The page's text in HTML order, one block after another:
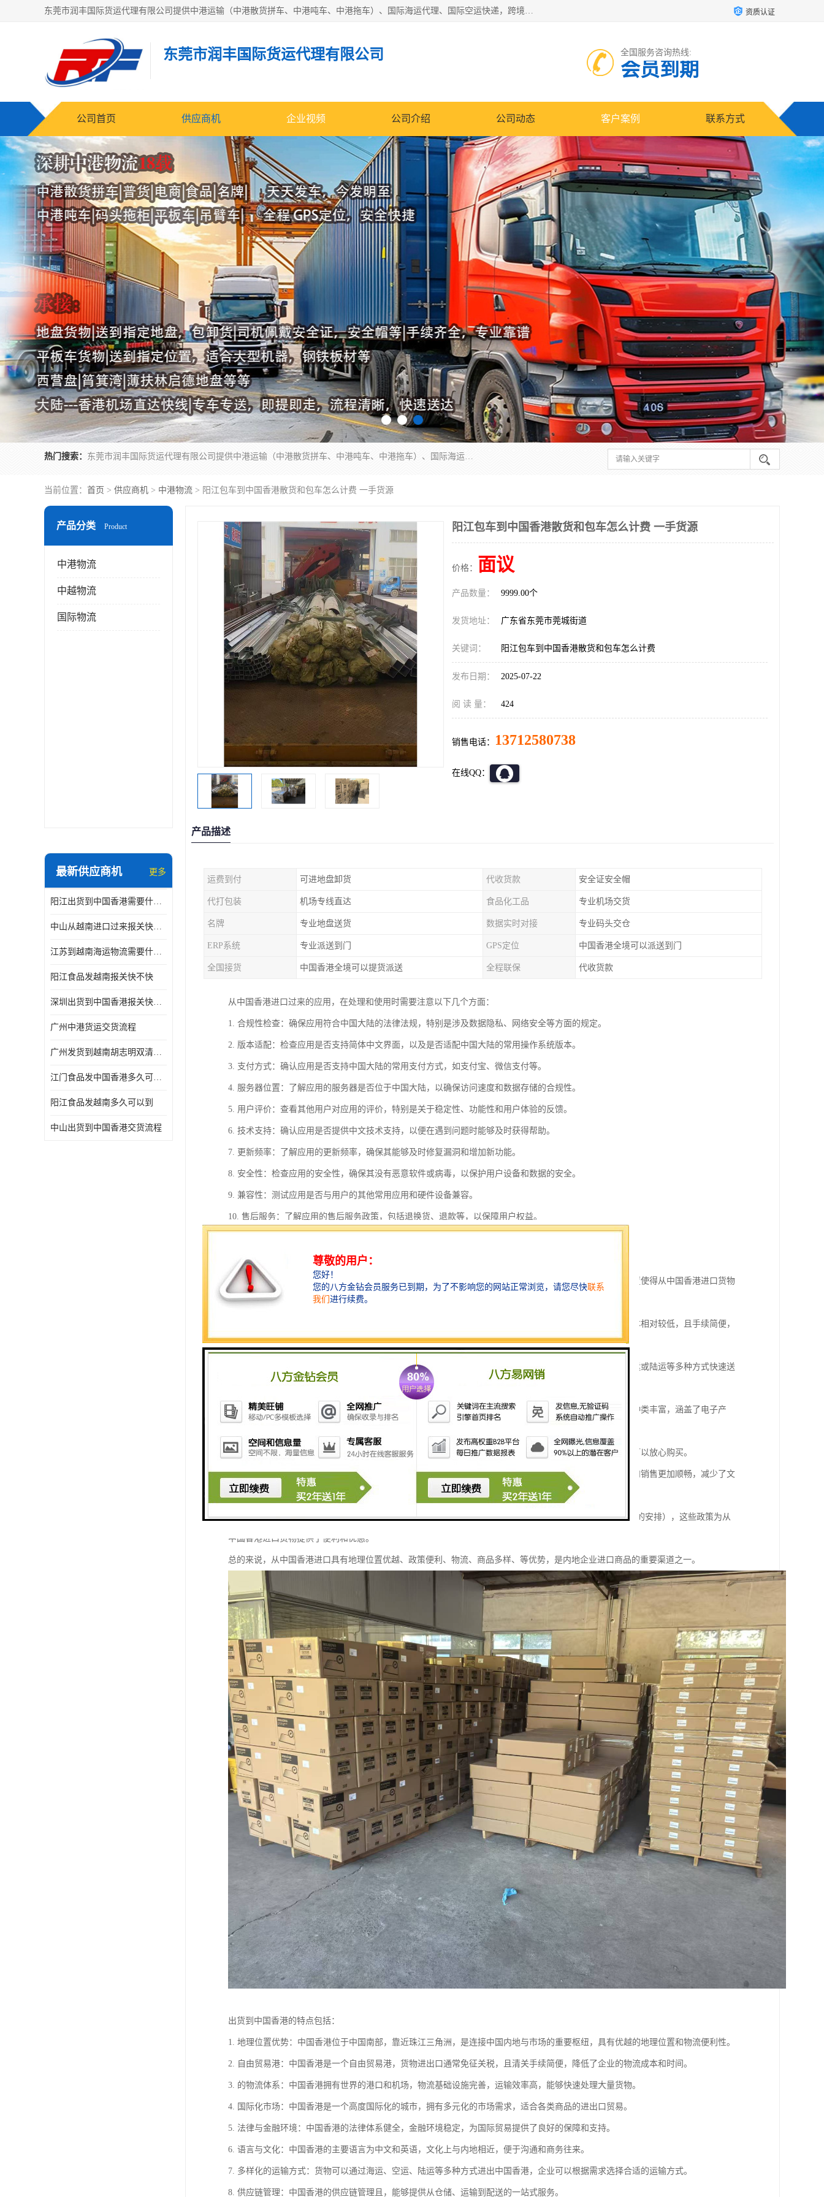
东莞市润丰国际货运代理有限公司提供中港运输（中港散货拼车、中港吨车、中港拖车）、国际海运代理、国际空运快递，跨境电商，亚马逊FBA，国内物流园服务，进出口报关，仓储，提供给客户整套运输解决方案和增值服务 资质认证
东莞市润丰国际货运代理有限公司 全国服务咨询热线:
会员到期
公司首页 供应商机 企业视频 公司介绍 公司动态 客户案例 联系方式
热门搜索： 东莞市润丰国际货运代理有限公司提供中港运输（中港散货拼车、中港吨车、中港拖车）、国际海运代理、国际空运快递，跨境电商，亚马逊FBA，国内物流园服务，进出口报关，仓储，提供给客户整套运输解决方案和增值服务
当前位置： 首页 > 供应商机 > 中港物流 > 阳江包车到中国香港散货和包车怎么计费 一手货源
产品分类 Product
中港物流
中越物流
国际物流
最新供应商机 更多
阳江出货到中国香港需要什么条件 专线直达
中山从越南进口过来报关快不快
江苏到越南海运物流需要什么条件 一步到位
阳江食品发越南报关快不快
深圳出货到中国香港报关快不快 一手货源
广州中港货运交货流程
广州发货到越南胡志明双清需要什么文件
江门食品发中国香港多久可以到 一键发货
阳江食品发越南多久可以到
中山出货到中国香港交货流程
阳江包车到中国香港散货和包车怎么计费 一手货源
价格： 面议
产品数量： 9999.00个
发货地址： 广东省东莞市莞城街道
关键词： 阳江包车到中国香港散货和包车怎么计费
发布日期： 2025-07-22
阅 读 量： 424
销售电话： 13712580738
在线QQ：
产品描述
运费到付 可进地盘卸货 代收货款 安全证安全帽
代打包装 机场专线直达 食品化工品 专业机场交货
名牌 专业地盘送货 数据实时对接 专业码头交仓
ERP系统 专业派送到门 GPS定位 中国香港全境可以派送到门
全国接货 中国香港全境可以提货派送 全程联保 代收货款
从中国香港进口过来的应用，在处理和使用时需要注意以下几个方面：
1. 合规性检查：确保应用符合中国大陆的法律法规，特别是涉及数据隐私、网络安全等方面的规定。
2. 版本适配：检查应用是否支持简体中文界面，以及是否适配中国大陆的常用操作系统版本。
3. 支付方式：确认应用是否支持中国大陆的常用支付方式，如支付宝、微信支付等。
4. 服务器位置：了解应用的服务器是否位于中国大陆，以确保访问速度和数据存储的合规性。
5. 用户评价：查看其他用户对应用的评价，特别是关于稳定性、功能性和用户体验的反馈。
6. 技术支持：确认应用是否提供中文技术支持，以便在遇到问题时能够及时获得帮助。
7. 更新频率：了解应用的更新频率，确保其能够及时修复漏洞和增加新功能。
8. 安全性：检查应用的安全性，确保其没有恶意软件或病毒，以保护用户设备和数据的安全。
9. 兼容性：测试应用是否与用户的其他常用应用和硬件设备兼容。
10. 售后服务：了解应用的售后服务政策，包括退换货、退款等，以保障用户权益。
从中国香港进口的特点主要包括以下几个方面：
1. 地理位置优势：中国香港位于中国南部，紧邻珠江口，是连接内地与国际市场的重要枢纽。其特的地理位置使得从中国香港进口货物
能够快速进入内地市场，尤其是华南地区。
2. 自由贸易政策：中国香港实行自由贸易政策，没有关税和进口配额限制，这使得从中国香港进口的货物成本相对较低，且手续简便，
适合各类商品的进口。
3. 的物流体系：中国香港拥有世界的港口和机场，物流体系便捷。从中国香港进口的货物可以通过海运、空运或陆运等多种方式快速送
4. 多样化的商品选择：中国香港作为国际金融中心和贸易中心，汇聚了来自的商品。从中国香港进口的商品种类丰富，涵盖了电子产
5. ：中国香港对进口商品的质量监管严格，确保商品符合。从中国香港进口的商品通常具有较高的，消费者可以放心购买。
6. 语言和文化优势：中国香港与内地语言相通，文化相近，这使得从中国香港进口的货物在内地市场的推广和销售更加顺畅，减少了文
化差异带来的障碍。
7. 政策支持：内地与中国香港之间有多项经贸合作协议，如CEPA（内地与中国香港关于建立更紧密经贸关系的安排），这些政策为从
中国香港进口货物提供了便利和优惠。
总的来说，从中国香港进口具有地理位置优越、政策便利、物流、商品多样、等优势，是内地企业进口商品的重要渠道之一。
出货到中国香港的特点包括：
1. 地理位置优势：中国香港位于中国南部，靠近珠江三角洲，是连接中国内地与市场的重要枢纽，具有优越的地理位置和物流便利性。
2. 自由贸易港：中国香港是一个自由贸易港，货物进出口通常免征关税，且清关手续简便，降低了企业的物流成本和时间。
3. 的物流体系：中国香港拥有世界的港口和机场，物流基础设施完善，运输效率高，能够快速处理大量货物。
4. 国际化市场：中国香港是一个高度国际化的城市，拥有多元化的市场需求，适合各类商品的进出口贸易。
5. 法律与金融环境：中国香港的法律体系健全，金融环境稳定，为国际贸易提供了良好的保障和支持。
6. 语言与文化：中国香港的主要语言为中文和英语，文化上与内地相近，便于沟通和商务往来。
7. 多样化的运输方式：货物可以通过海运、空运、陆运等多种方式进出中国香港，企业可以根据需求选择合适的运输方式。
8. 供应链管理：中国香港的供应链管理且，能够提供从仓储、运输到配送的一站式服务。